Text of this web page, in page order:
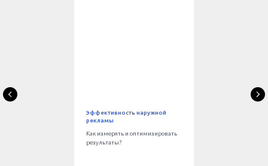
Эффективность наружной
рекламы
Как измерять и оптимизировать
результаты?